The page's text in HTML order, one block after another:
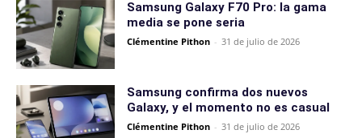
Samsung Galaxy F70 Pro: la gama
media se pone seria
Clémentine Pithon - 31 de julio de 2026
Samsung confirma dos nuevos
Galaxy, y el momento no es casual
Clémentine Pithon - 31 de julio de 2026